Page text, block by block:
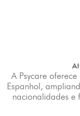
A Psycare
Espanhol,
nacionalidades e